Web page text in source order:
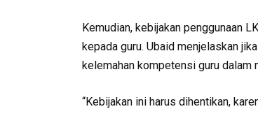
Kemudian, kebijakan penggunaan
kepada guru. Ubaid menjelaskan
kelemahan kompetensi guru dalam
“Kebijakan ini harus dihentikan,